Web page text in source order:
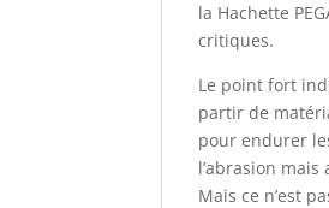
la Hachette
critiques.
Le point fort
partir de
pour endurer
l’abrasion
Mais ce n’est